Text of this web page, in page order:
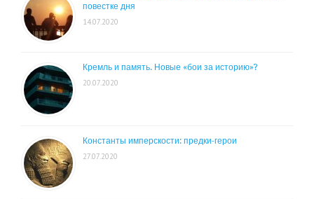
повестке дня
14.07.2020
Кремль и память. Новые «бои за историю»?
20.07.2020
Константы имперскости: предки-герои
27.07.2020